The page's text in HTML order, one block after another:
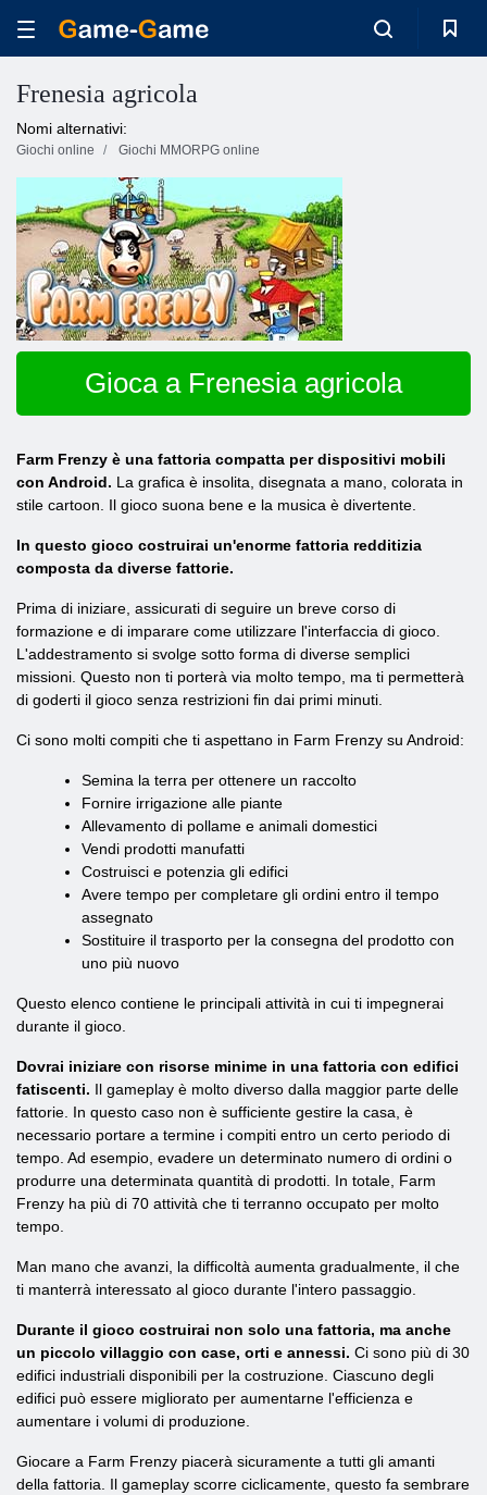
Frenesia agricola
Nomi alternativi:
Giochi online Giochi MMORPG online
Gioca a Frenesia agricola
Farm Frenzy è una fattoria compatta per dispositivi mobili
con Android. La grafica è insolita, disegnata a mano, colorata in
stile cartoon. Il gioco suona bene e la musica è divertente.
In questo gioco costruirai un'enorme fattoria redditizia
composta da diverse fattorie.
Prima di iniziare, assicurati di seguire un breve corso di
formazione e di imparare come utilizzare l'interfaccia di gioco.
L'addestramento si svolge sotto forma di diverse semplici
missioni. Questo non ti porterà via molto tempo, ma ti permetterà
di goderti il gioco senza restrizioni fin dai primi minuti.
Ci sono molti compiti che ti aspettano in Farm Frenzy su Android:
Semina la terra per ottenere un raccolto
Fornire irrigazione alle piante
Allevamento di pollame e animali domestici
Vendi prodotti manufatti
Costruisci e potenzia gli edifici
Avere tempo per completare gli ordini entro il tempo
assegnato
Sostituire il trasporto per la consegna del prodotto con
uno più nuovo
Questo elenco contiene le principali attività in cui ti impegnerai
durante il gioco.
Dovrai iniziare con risorse minime in una fattoria con edifici
fatiscenti. Il gameplay è molto diverso dalla maggior parte delle
fattorie. In questo caso non è sufficiente gestire la casa, è
necessario portare a termine i compiti entro un certo periodo di
tempo. Ad esempio, evadere un determinato numero di ordini o
produrre una determinata quantità di prodotti. In totale, Farm
Frenzy ha più di 70 attività che ti terranno occupato per molto
tempo.
Man mano che avanzi, la difficoltà aumenta gradualmente, il che
ti manterrà interessato al gioco durante l'intero passaggio.
Durante il gioco costruirai non solo una fattoria, ma anche
un piccolo villaggio con case, orti e annessi. Ci sono più di 30
edifici industriali disponibili per la costruzione. Ciascuno degli
edifici può essere migliorato per aumentarne l'efficienza e
aumentare i volumi di produzione.
Giocare a Farm Frenzy piacerà sicuramente a tutti gli amanti
della fattoria. Il gameplay scorre ciclicamente, questo fa sembrare